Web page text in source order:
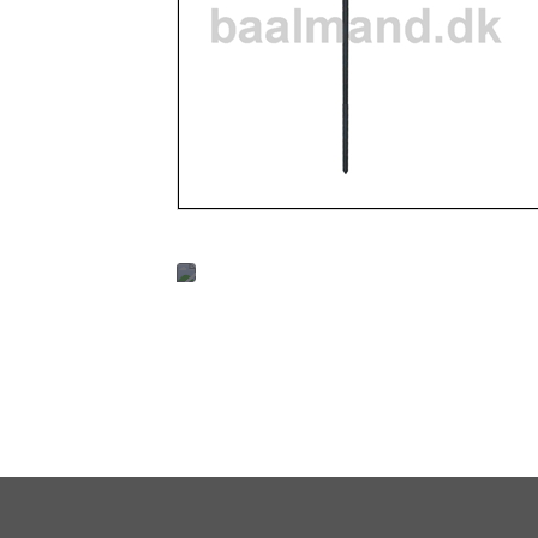
-GRILL / BÅLPLADS AFLANG
-SVING-GRILL
-VIS ALLE PRODUKTER